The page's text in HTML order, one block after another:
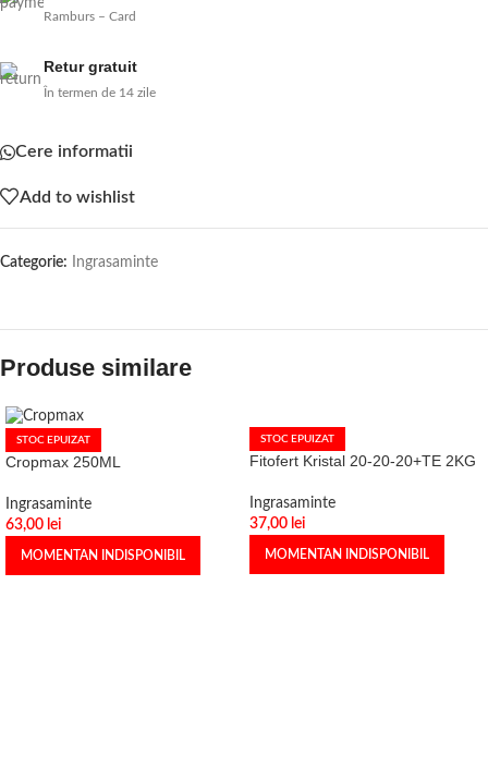
Ramburs – Card
Retur gratuit
În termen de 14 zile
Cere informatii
Add to wishlist
Categorie: Ingrasaminte
Produse similare
STOC EPUIZAT
Cropmax 250ML
Ingrasaminte
63,00 lei
MOMENTAN INDISPONIBIL
STOC EPUIZAT
Fitofert Kristal 20-20-20+TE 2KG
Ingrasaminte
37,00 lei
MOMENTAN INDISPONIBIL